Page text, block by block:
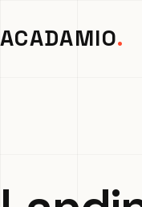
ACADAMIO